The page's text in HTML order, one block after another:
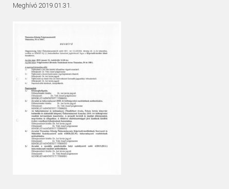
Meghívó 2019.01.31.